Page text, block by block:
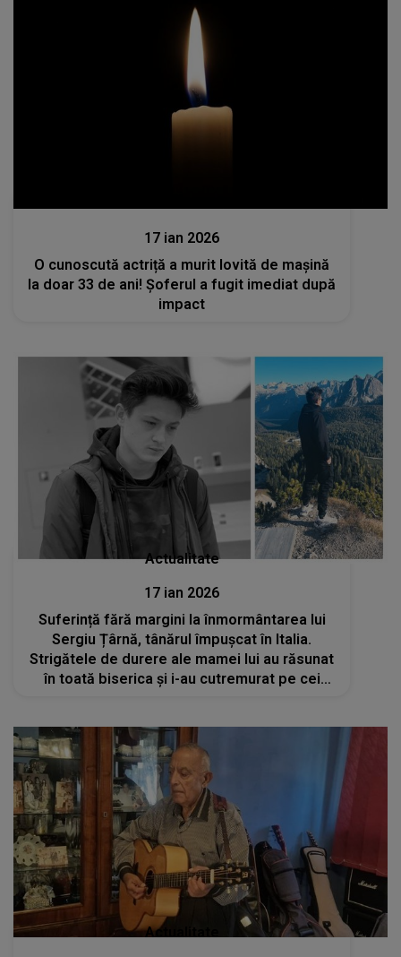
17 ian 2026
O cunoscută actriță a murit lovită de mașină
la doar 33 de ani! Șoferul a fugit imediat după
impact
Actualitate
17 ian 2026
Suferință fără margini la înmormântarea lui
Sergiu Țârnă, tânărul împușcat în Italia.
Strigătele de durere ale mamei lui au răsunat
în toată biserica și i-au cutremurat pe cei
Actualitate